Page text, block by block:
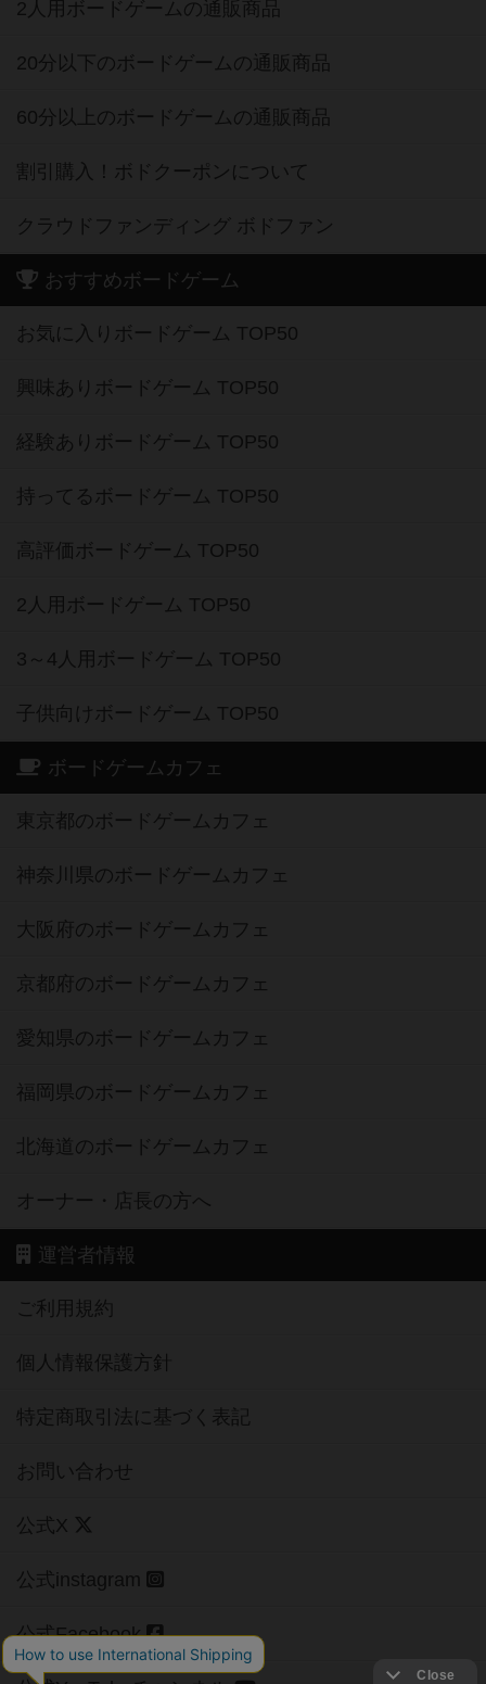
2人用ボードゲームの通販商品
20分以下のボードゲームの通販商品
60分以上のボードゲームの通販商品
割引購入！ボドクーポンについて
クラウドファンディング ボドファン
おすすめボードゲーム
お気に入りボードゲーム TOP50
興味ありボードゲーム TOP50
経験ありボードゲーム TOP50
持ってるボードゲーム TOP50
高評価ボードゲーム TOP50
2人用ボードゲーム TOP50
3～4人用ボードゲーム TOP50
子供向けボードゲーム TOP50
ボードゲームカフェ
東京都のボードゲームカフェ
神奈川県のボードゲームカフェ
大阪府のボードゲームカフェ
京都府のボードゲームカフェ
愛知県のボードゲームカフェ
福岡県のボードゲームカフェ
北海道のボードゲームカフェ
オーナー・店長の方へ
運営者情報
ご利用規約
個人情報保護方針
特定商取引法に基づく表記
お問い合わせ
公式X
公式instagram
公式Facebook